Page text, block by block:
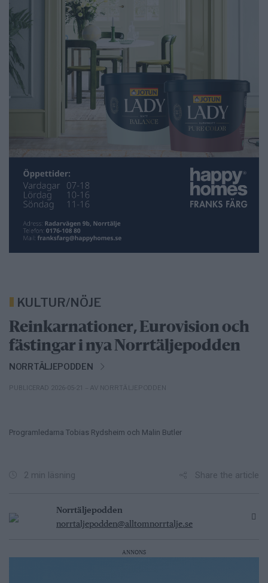
KULTUR/NÖJE
Reinkarnationer, Eurovision och
fästingar i nya Norrtäljepodden
NORRTÄLJEPODDEN
PUBLICERAD 2026-05-21 – AV NORRTÄLJEPODDEN
Programledarna Tobias Rydsheim och Malin Butler
2 min läsning Share the article
Norrtäljepodden
norrtaljepodden@alltomnorrtalje.se
ANNONS